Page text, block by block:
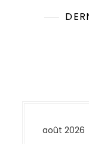
août 2026